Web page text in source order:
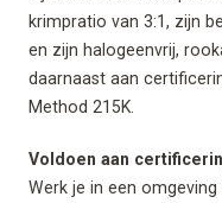
krimpratio van 3:1, zijn
en zijn halogeenvrij,
daarnaast aan
Method 215K.
Voldoen aan
Werk je in een